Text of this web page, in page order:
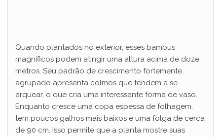
Quando plantados no exterior, esses bambus
magníficos podem atingir uma altura acima de doze
metros. Seu padrão de crescimento fortemente
agrupado apresenta colmos que tendem a se
arquear, o que cria uma interessante forma de vaso.
Enquanto cresce uma copa espessa de folhagem,
tem poucos galhos mais baixos e uma folga de cerca
de 90 cm. Isso permite que a planta mostre suas